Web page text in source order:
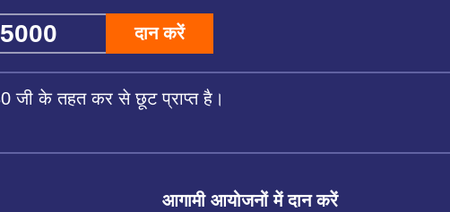
दान करें
जी के तहत कर से छूट प्राप्त है।
आगामी आयोजनों में दान करें